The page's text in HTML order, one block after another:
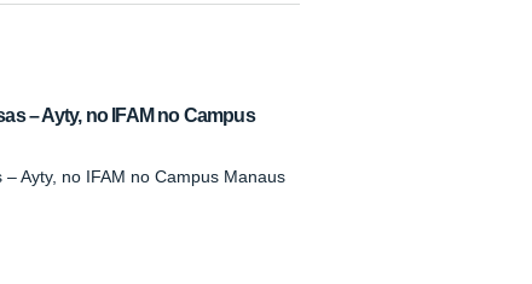
– Ayty, no IFAM no Campus
Ayty, no IFAM no Campus Manaus